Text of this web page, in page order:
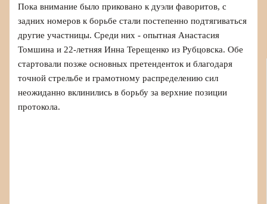
Пока внимание было приковано к дуэли фаворитов, с
задних номеров к борьбе стали постепенно подтягиваться
другие участницы. Среди них - опытная Анастасия
Томшина и 22-летняя Инна Терещенко из Рубцовска. Обе
стартовали позже основных претенденток и благодаря
точной стрельбе и грамотному распределению сил
неожиданно вклинились в борьбу за верхние позиции
протокола.